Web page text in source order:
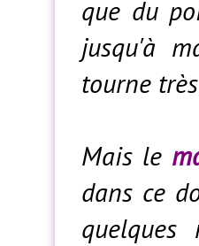
que du
jusqu'à
tourne
Mais le
dans ce
quelques